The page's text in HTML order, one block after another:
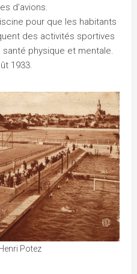
d’avions.
pour que les habitants
des activités sportives
physique et mentale.
1933.
Potez